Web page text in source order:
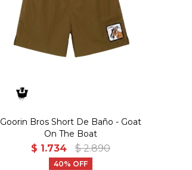
Goorin Bros Short De Baño - Goat
On The Boat
$ 1.734 $ 2.890
40